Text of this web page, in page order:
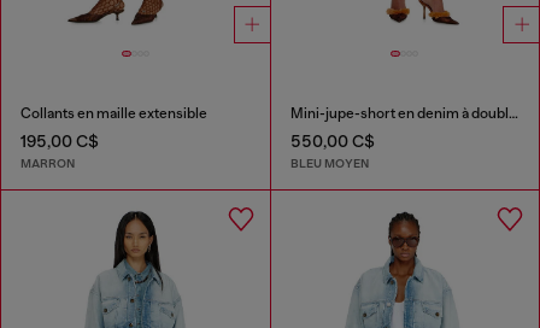
Collants en maille extensible
195,00 C$
MARRON
Mini-jupe-short en denim à double taille
550,00 C$
BLEU MOYEN